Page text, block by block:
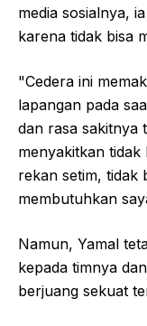
media sosialnya,
karena tidak bisa
"Cedera ini
lapangan pada
dan rasa sakitnya
menyakitkan
rekan setim, tidak
membutuhkan
Namun, Yamal
kepada timnya
berjuang sekuat